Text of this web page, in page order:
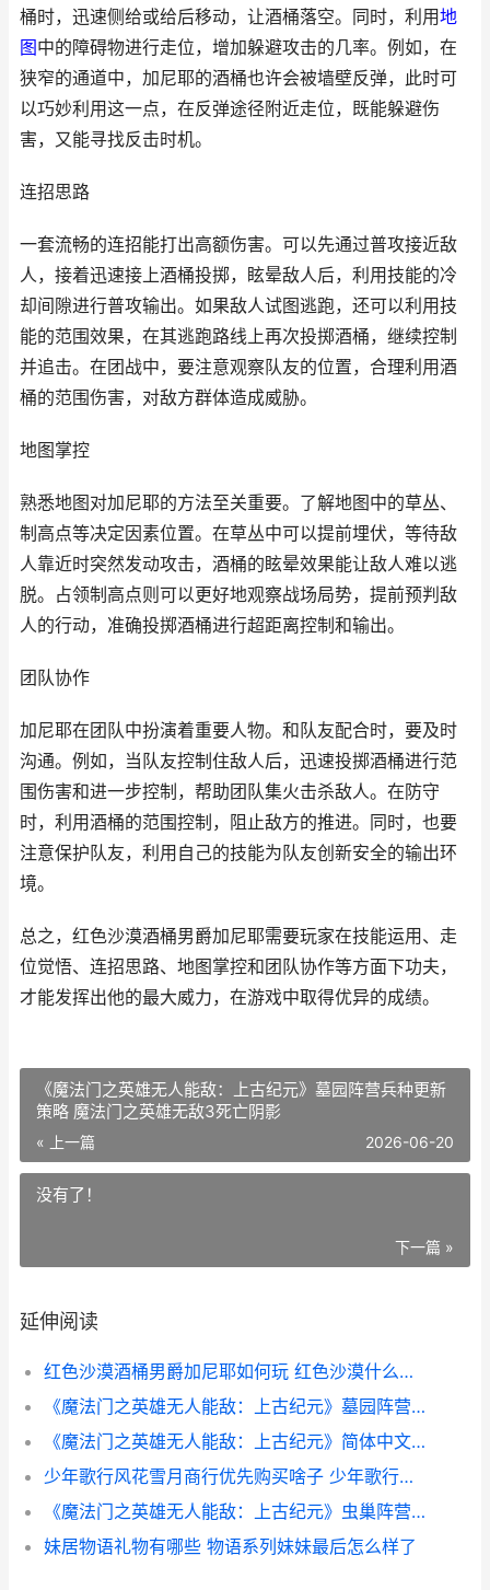
桶时，迅速侧给或给后移动，让酒桶落空。同时，利用地
图中的障碍物进行走位，增加躲避攻击的几率。例如，在
狭窄的通道中，加尼耶的酒桶也许会被墙壁反弹，此时可
以巧妙利用这一点，在反弹途径附近走位，既能躲避伤
害，又能寻找反击时机。
连招思路
一套流畅的连招能打出高额伤害。可以先通过普攻接近敌
人，接着迅速接上酒桶投掷，眩晕敌人后，利用技能的冷
却间隙进行普攻输出。如果敌人试图逃跑，还可以利用技
能的范围效果，在其逃跑路线上再次投掷酒桶，继续控制
并追击。在团战中，要注意观察队友的位置，合理利用酒
桶的范围伤害，对敌方群体造成威胁。
地图掌控
熟悉地图对加尼耶的方法至关重要。了解地图中的草丛、
制高点等决定因素位置。在草丛中可以提前埋伏，等待敌
人靠近时突然发动攻击，酒桶的眩晕效果能让敌人难以逃
脱。占领制高点则可以更好地观察战场局势，提前预判敌
人的行动，准确投掷酒桶进行超距离控制和输出。
团队协作
加尼耶在团队中扮演着重要人物。和队友配合时，要及时
沟通。例如，当队友控制住敌人后，迅速投掷酒桶进行范
围伤害和进一步控制，帮助团队集火击杀敌人。在防守
时，利用酒桶的范围控制，阻止敌方的推进。同时，也要
注意保护队友，利用自己的技能为队友创新安全的输出环
境。
总之，红色沙漠酒桶男爵加尼耶需要玩家在技能运用、走
位觉悟、连招思路、地图掌控和团队协作等方面下功夫，
才能发挥出他的最大威力，在游戏中取得优异的成绩。
《魔法门之英雄无人能敌：上古纪元》墓园阵营兵种更新
策略 魔法门之英雄无敌3死亡阴影
« 上一篇 2026-06-20
没有了！
下一篇 »
延伸阅读
红色沙漠酒桶男爵加尼耶如何玩 红色沙漠什么意思
《魔法门之英雄无人能敌：上古纪元》墓园阵营兵种更新策略 魔法门之英雄无敌3死亡阴影
《魔法门之英雄无人能敌：上古纪元》简体中文切换方式 魔法门之英雄无敌3重制版
少年歌行风花雪月商行优先购买啥子 少年歌行风花雪月篇免费观看全集
《魔法门之英雄无人能敌：上古纪元》虫巢阵营新人策略 魔法门之英雄无敌3手机版下载
妹居物语礼物有哪些 物语系列妹妹最后怎么样了